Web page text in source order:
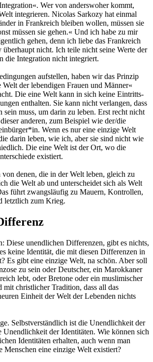
Wer von anderswoher kommt,
integrieren. Nicolas Sarkozy hat einmal
in Frankreich bleiben wollen, müssen sie
müssen sie gehen.« Und ich habe zu mir
gehen, denn ich liebe das Frankreich
nicht. Ich teile nicht seine Werte der
die Integration nicht integriert.
aufstellen, haben wir das Prinzip
Welt der lebendigen Frauen und Männer«
Die eine Welt kann in sich keine Eintritts-
enthalten. Sie kann nicht verlangen, dass
sein muss, um darin zu leben. Erst recht nicht
anderen, zum Beispiel wie der/die
Wenn es nur eine einzige Welt
darin leben, wie ich, aber sie sind nicht wie
Die eine Welt ist der Ort, wo die
existiert.
denen, die in der Welt leben, gleich zu
die Welt ab und unterscheidet sich als Welt
führt zwangsläufig zu Mauern, Kontrollen,
letztlich zum Krieg.
Diese unendlichen Differenzen, gibt es nichts,
keine Identität, die mit diesen Differenzen in
Es gibt eine einzige Welt, na schön. Aber soll
zu sein oder Deutscher, ein Marokkaner
lebt, oder Bretone oder ein muslimischer
mit christlicher Tradition, dass all das
Einheit der Welt der Lebenden nichts
Selbstverständlich ist die Unendlichkeit der
Unendlichkeit der Identitäten. Wie können sich
Identitäten erhalten, auch wenn man
Menschen eine einzige Welt existiert?